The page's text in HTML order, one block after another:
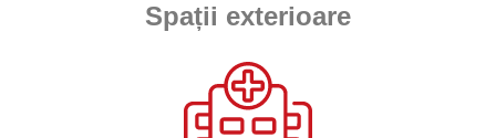
Spații exterioare